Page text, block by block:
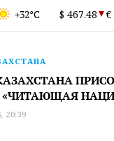
+32°C $ 467.48 €
«ЧИТАЮЩАЯ
20:39